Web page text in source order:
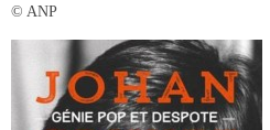
© ANP